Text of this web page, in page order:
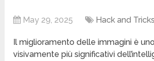
May 29, 2025 Hack and Tricks
Il miglioramento delle immagini è
visivamente più significativi